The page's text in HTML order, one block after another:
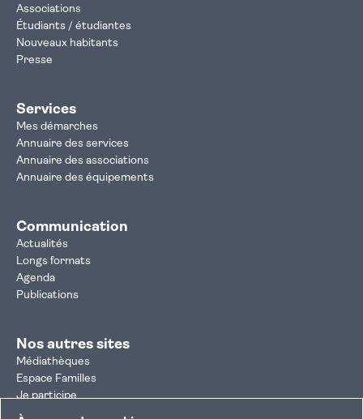
Associations
Étudiants / étudiantes
Nouveaux habitants
Presse
Services
Mes démarches
Annuaire des services
Annuaire des associations
Annuaire des équipements
Communication
Actualités
Longs formats
Agenda
Publications
Nos autres sites
Médiathèques
Espace Familles
Je participe
Autorisation d'urbanisme